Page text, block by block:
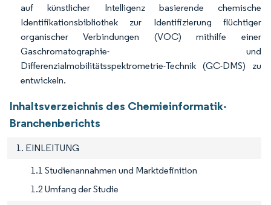
auf künstlicher Intelligenz basierende chemische
Identifikationsbibliothek zur Identifizierung flüchtiger
organischer Verbindungen (VOC) mithilfe einer
Gaschromatographie- und
Differenzialmobilitätsspektrometrie-Technik (GC-DMS) zu
entwickeln.
Inhaltsverzeichnis des Chemieinformatik-
Branchenberichts
1. EINLEITUNG
1.1 Studienannahmen und Marktdefinition
1.2 Umfang der Studie